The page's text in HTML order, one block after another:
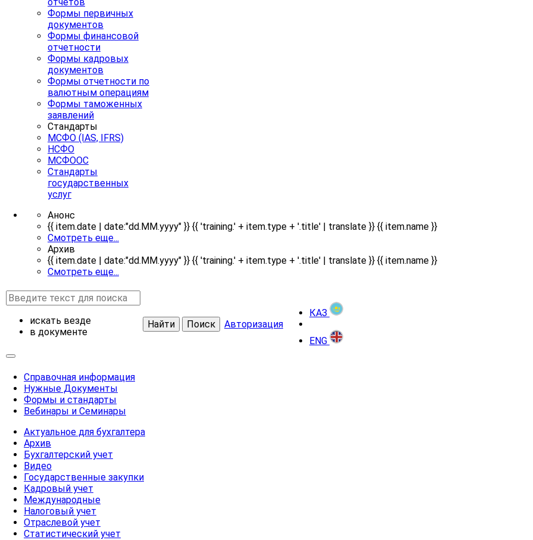
Формы первичных
документов
Формы финансовой
отчетности
Формы кадровых
документов
Формы отчетности по
валютным операциям
Формы таможенных
заявлений
Стандарты
МСФО (IAS, IFRS)
НСФО
МСФООС
Стандарты
государственных
услуг
Анонс
{{ item.date | date:"dd.MM.yyyy" }} {{ 'training.' + item.type + '.title' | translate }} {{ item.name }}
Смотреть еще...
Архив
{{ item.date | date:"dd.MM.yyyy" }} {{ 'training.' + item.type + '.title' | translate }} {{ item.name }}
Смотреть еще...
искать везде
в документе
Найти Поиск Авторизация
КАЗ
ENG
Справочная информация
Нужные Документы
Формы и стандарты
Вебинары и Семинары
Актуальное для бухгалтера
Архив
Бухгалтерский учет
Видео
Государственные закупки
Кадровый учет
Международные
Налоговый учет
Отраслевой учет
Статистический учет